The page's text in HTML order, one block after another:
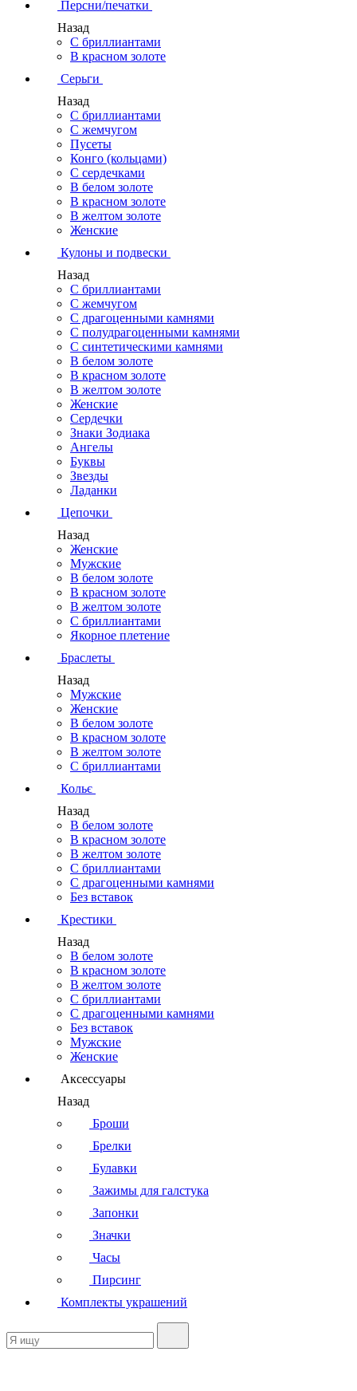
Персни/печатки
Назад
С бриллиантами
В красном золоте
Серьги
Назад
С бриллиантами
С жемчугом
Пусеты
Конго (кольцами)
С сердечками
В белом золоте
В красном золоте
В желтом золоте
Женские
Кулоны и подвески
Назад
С бриллиантами
С жемчугом
С драгоценными камнями
С полудрагоценными камнями
С синтетическими камнями
В белом золоте
В красном золоте
В желтом золоте
Женские
Сердечки
Знаки Зодиака
Ангелы
Буквы
Звезды
Ладанки
Цепочки
Назад
Женские
Мужские
В белом золоте
В красном золоте
В желтом золоте
С бриллиантами
Якорное плетение
Браслеты
Назад
Мужские
Женские
В белом золоте
В красном золоте
В желтом золоте
С бриллиантами
Кольє
Назад
В белом золоте
В красном золоте
В желтом золоте
С бриллиантами
С драгоценными камнями
Без вставок
Крестики
Назад
В белом золоте
В красном золоте
В желтом золоте
С бриллиантами
С драгоценными камнями
Без вставок
Мужские
Женские
Аксессуары
Назад
Броши
Брелки
Булавки
Зажимы для галстука
Запонки
Значки
Часы
Пирсинг
Комплекты украшений